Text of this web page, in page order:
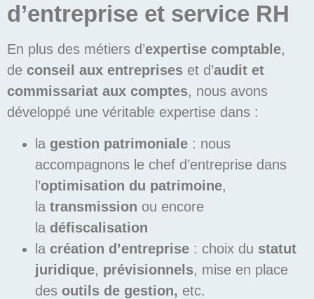
d’entreprise et service RH
En plus des métiers d’expertise comptable,
de conseil aux entreprises et d’audit et
commissariat aux comptes, nous avons
développé une véritable expertise dans :
la gestion patrimoniale : nous
accompagnons le chef d’entreprise dans
l’optimisation du patrimoine,
la transmission ou encore
la défiscalisation
la création d’entreprise : choix du statut
juridique, prévisionnels, mise en place
des outils de gestion, etc.